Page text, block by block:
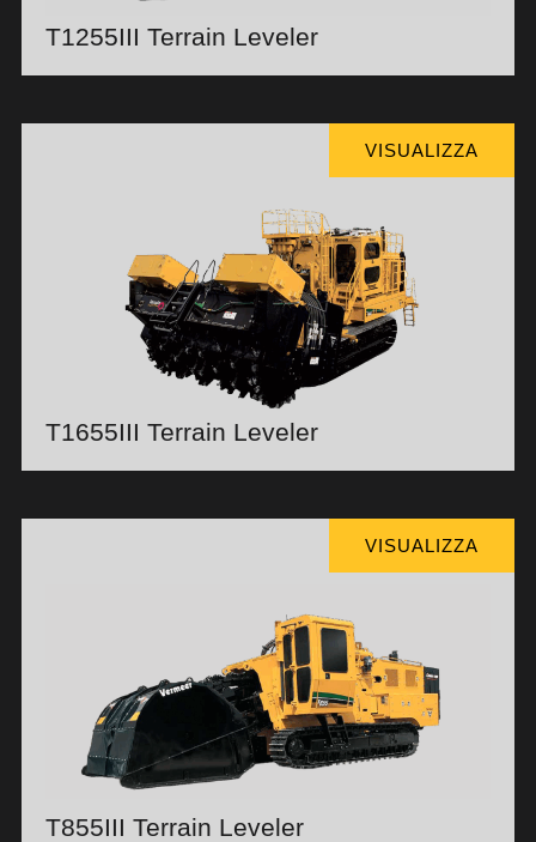
T1255III Terrain Leveler
VISUALIZZA
T1655III Terrain Leveler
VISUALIZZA
T855III Terrain Leveler